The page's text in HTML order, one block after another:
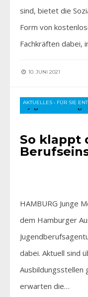
sind, bietet die
Form von
Fachkräften dabei,
10. JUNI 2021
AKTUELLES • FÜR SIE
So klappt
HAMBURG Junge
dem Hamburger
dabei. Aktuell sind
Ausbildungsstellen
erwarten die…